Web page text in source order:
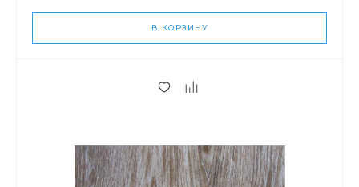
В КОРЗИНУ